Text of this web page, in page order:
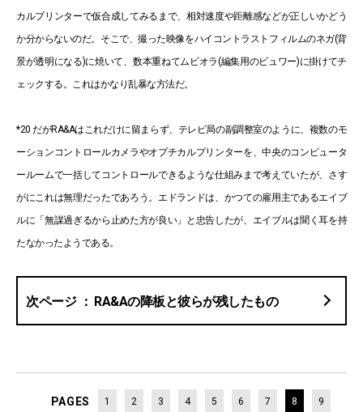
カルプリンターで仮合成してみるまで、相対速度や距離感などが正しいかどう
か分からないのだ。そこで、撮った映像をハイコントラストフィルムのネガ(背
景が透明になる)に焼いて、数本重ねてムビオラ(編集用のビュワー)に掛けてチ
ェックする。これはかなり乱暴な方法だ。
*20 だがRA&Aはこれだけに留まらず、テレビ局の副調整室のように、複数のモ
ーションコントロールカメラやオプチカルプリンターを、中央のコンピュータ
ールームで一括してコントロールできるような仕組みまで考えていたが、さす
がにこれは無理だったであろう。エドランドは、かつての雇用主であるエイブ
ルに「無謀過ぎるから止めた方が良い」と忠告したが、エイブルは聞く耳を持
たなかったようである。
RA&Aの降板と彼らが残したもの
PAGES 1 2 3 4 5 6 7 8 9